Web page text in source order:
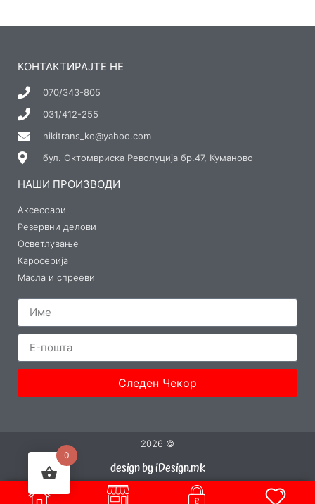
КОНТАКТИРАЈТЕ НЕ
070/343-805
031/412-255
nikitrans_ko@yahoo.com
бул. Октомвриска Револуција бр.47, Куманово
НАШИ ПРОИЗВОДИ
Аксесоари
Резервни делови
Осветлување
Каросерија
Масла и спрееви
Следен Чекор
2026 ©
design by iDesign.mk
0